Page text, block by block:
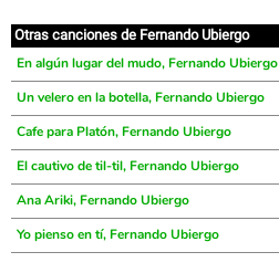
Otras canciones de Fernando Ubiergo
En algún lugar del mudo, Fernando Ubiergo
Un velero en la botella, Fernando Ubiergo
Cafe para Platón, Fernando Ubiergo
El cautivo de til-til, Fernando Ubiergo
Ana Ariki, Fernando Ubiergo
Yo pienso en tí, Fernando Ubiergo